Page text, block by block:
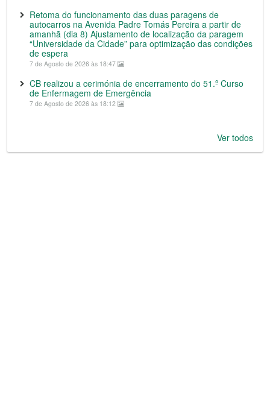
Retoma do funcionamento das duas paragens de
autocarros na Avenida Padre Tomás Pereira a partir de
amanhã (dia 8) Ajustamento de localização da paragem
“Universidade da Cidade” para optimização das condições
de espera
7 de Agosto de 2026 às 18:47
CB realizou a cerimónia de encerramento do 51.º Curso
de Enfermagem de Emergência
7 de Agosto de 2026 às 18:12
Ver todos